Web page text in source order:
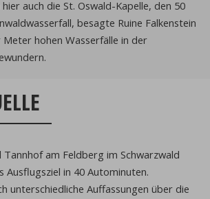
auch die St. Oswald-Kapelle, den 50
besagte Ruine Falkenstein
Meter hohen Wasserfälle in der
Tannhof am Feldberg im Schwarzwald
Ausflugsziel in 40 Autominuten.
unterschiedliche Auffassungen über die